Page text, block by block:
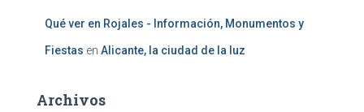
Qué ver en Rojales - Información, Monumentos y
Fiestas en Alicante, la ciudad de la luz
Archivos